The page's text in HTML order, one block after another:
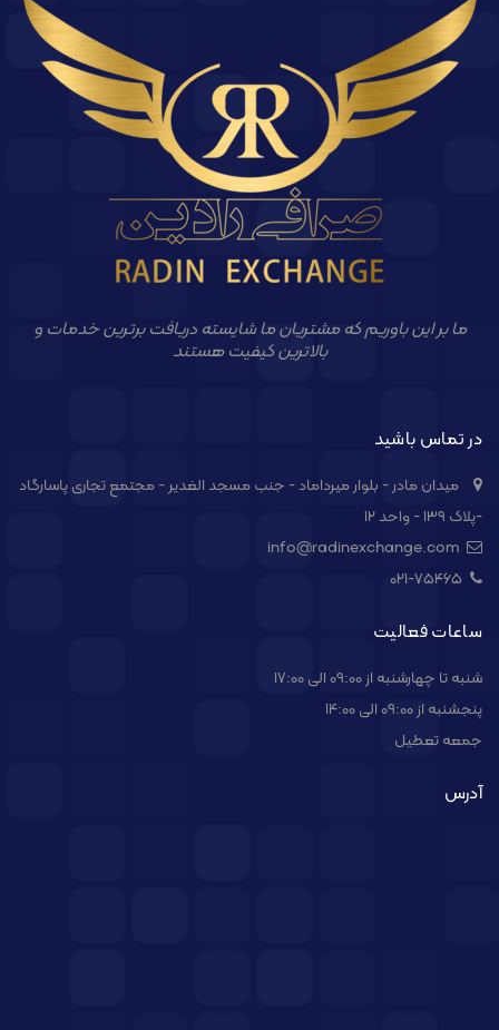
ما بر این باوریم که مشتریان ما شایسته دریافت برترین خدمات و
بالاترین کیفیت هستند
در تماس باشید
میدان مادر - بلوار میرداماد - جنب مسجد الغدیر - مجتمع تجاری پاسارگاد
-پلاک ۱۳۹ - واحد ۱۲
021-۷۵۴۶۵
ساعات فعالیت
شنبه تا چهارشنبه از 09:00 الی 17:00
پنجشنبه از 09:00 الی 14:00
جمعه تعطیل
آدرس